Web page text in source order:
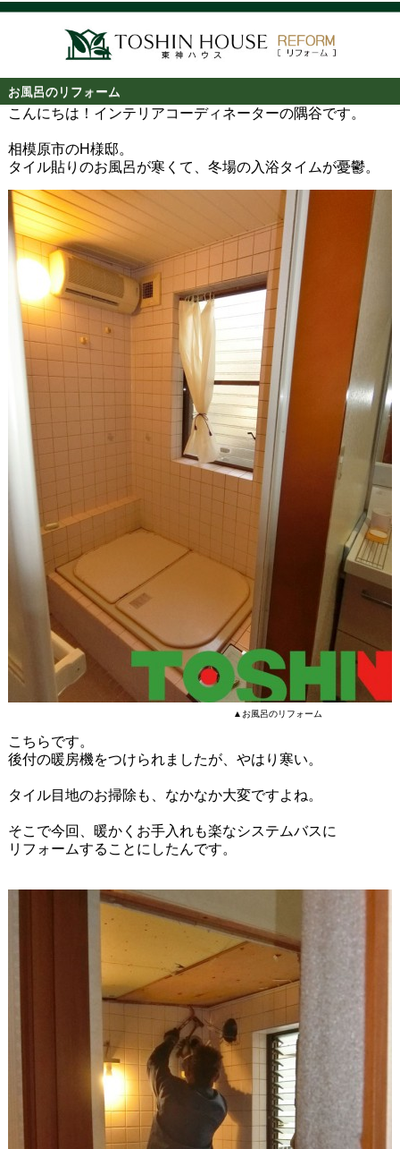
お風呂のリフォーム
こんにちは！インテリアコーディネーターの隅谷です。
相模原市のH様邸。
タイル貼りのお風呂が寒くて、冬場の入浴タイムが憂鬱。
▲お風呂のリフォーム
こちらです。
後付の暖房機をつけられましたが、やはり寒い。
タイル目地のお掃除も、なかなか大変ですよね。
そこで今回、暖かくお手入れも楽なシステムバスに
リフォームすることにしたんです。